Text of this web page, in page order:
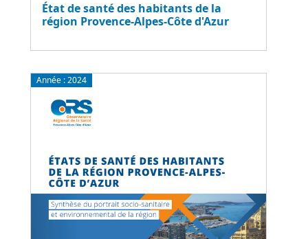
État de santé des habitants de la
région Provence-Alpes-Côte d'Azur
Année :2024